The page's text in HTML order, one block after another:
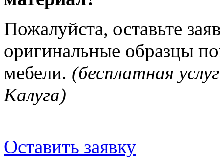
Пожалуйста, оставьте
оригинальные образцы
мебели. (бесплатная
Калуга)
Оставить заявку